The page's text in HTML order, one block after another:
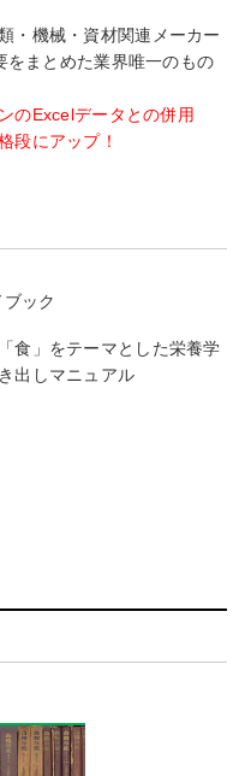
・機械・資材関連メーカー
をまとめた業界唯一のもの
のExcelデータとの併用
段にアップ！
ック
食」をテーマとした栄養学
出しマニュアル